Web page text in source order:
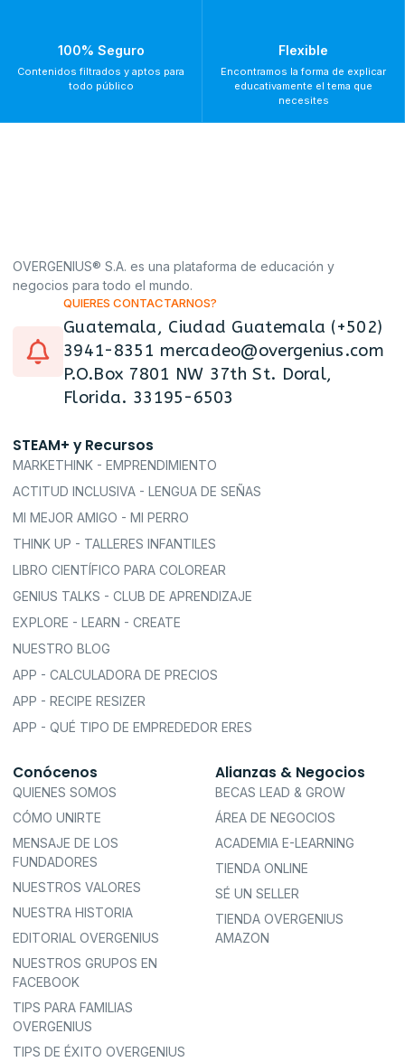
100% Seguro
Contenidos filtrados y aptos para
todo público
Flexible
Encontramos la forma de explicar
educativamente el tema que
necesites
OVERGENIUS® S.A. es una plataforma de educación y
negocios para todo el mundo.
QUIERES CONTACTARNOS?
Guatemala, Ciudad Guatemala (+502)
3941-8351 mercadeo@overgenius.com
P.O.Box 7801 NW 37th St. Doral,
Florida. 33195-6503
STEAM+ y Recursos
MARKETHINK - EMPRENDIMIENTO
ACTITUD INCLUSIVA - LENGUA DE SEÑAS
MI MEJOR AMIGO - MI PERRO
THINK UP - TALLERES INFANTILES
LIBRO CIENTÍFICO PARA COLOREAR
GENIUS TALKS - CLUB DE APRENDIZAJE
EXPLORE - LEARN - CREATE
NUESTRO BLOG
APP - CALCULADORA DE PRECIOS
APP - RECIPE RESIZER
APP - QUÉ TIPO DE EMPREDEDOR ERES
Conócenos
QUIENES SOMOS
CÓMO UNIRTE
MENSAJE DE LOS
FUNDADORES
NUESTROS VALORES
NUESTRA HISTORIA
EDITORIAL OVERGENIUS
NUESTROS GRUPOS EN
FACEBOOK
TIPS PARA FAMILIAS
OVERGENIUS
TIPS DE ÉXITO OVERGENIUS
Alianzas & Negocios
BECAS LEAD & GROW
ÁREA DE NEGOCIOS
ACADEMIA E-LEARNING
TIENDA ONLINE
SÉ UN SELLER
TIENDA OVERGENIUS
AMAZON